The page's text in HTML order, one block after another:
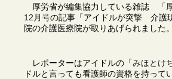
厚労省が編集協力している雑誌
「
12月号の記事「アイドルが突撃 介護
院の介護医療院が取りあげられました。
レポーターはアイドルの「みほとけ
ドルと言っても看護師の資格を持って